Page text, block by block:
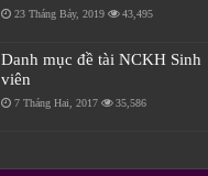
23 Tháng Bảy, 2019 43,495
Danh mục đề tài NCKH Sinh
viên
7 Tháng Hai, 2017 35,586